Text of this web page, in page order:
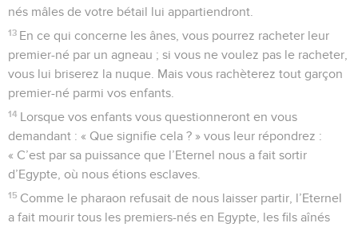
nés mâles de votre bétail lui appartiendront.
13 En ce qui concerne les ânes, vous pourrez racheter leur
premier-né par un agneau ; si vous ne voulez pas le racheter,
vous lui briserez la nuque. Mais vous rachèterez tout garçon
premier-né parmi vos enfants.
14 Lorsque vos enfants vous questionneront en vous
demandant : « Que signifie cela ? » vous leur répondrez :
« C’est par sa puissance que l’Eternel nous a fait sortir
d’Egypte, où nous étions esclaves.
15 Comme le pharaon refusait de nous laisser partir, l’Eternel
a fait mourir tous les premiers-nés en Egypte, les fils aînés